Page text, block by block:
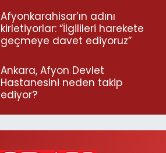
Afyonkarahisar’ın adını
kirletiyorlar: “İlgilileri harekete
geçmeye davet ediyoruz”
Ankara, Afyon Devlet
Hastanesini neden takip
ediyor?